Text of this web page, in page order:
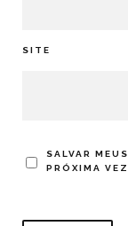
SITE
SALVAR
PRÓXIMA